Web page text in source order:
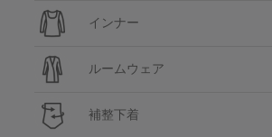
インナー
ルームウェア
補整下着